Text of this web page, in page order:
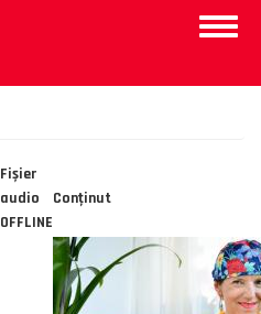
Toggle
Fișier
audio
OFFLINE
Conţinut